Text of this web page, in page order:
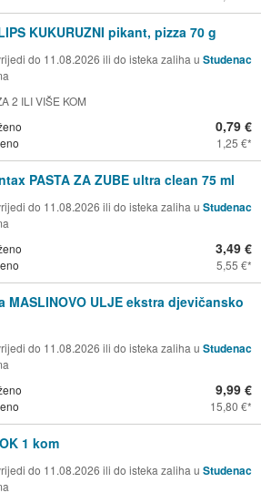
KUKURUZNI pikant, pizza 70 g
do 11.08.2026 ili do isteka zaliha u Studenac
2 ILI VIŠE KOM
0,79 €
1,25 €
PASTA ZA ZUBE ultra clean 75 ml
do 11.08.2026 ili do isteka zaliha u Studenac
3,49 €
5,55 €
MASLINOVO ULJE ekstra djevičansko
do 11.08.2026 ili do isteka zaliha u Studenac
9,99 €
15,80 €
1 kom
do 11.08.2026 ili do isteka zaliha u Studenac